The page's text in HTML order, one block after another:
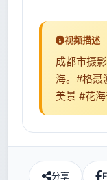
视频描述
成都市摄
海。#格聂
美景 #花
分享